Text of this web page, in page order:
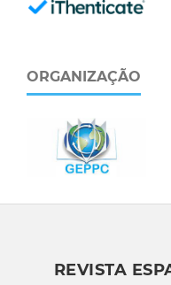
ORGANIZAÇÃO
REVISTA